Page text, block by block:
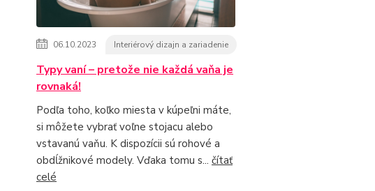
06.10.2023 Interiérový dizajn a zariadenie
Typy vaní – pretože nie každá vaňa je
rovnaká!
Podľa toho, koľko miesta v kúpeľni máte,
si môžete vybrať voľne stojacu alebo
vstavanú vaňu. K dispozícii sú rohové a
obdĺžnikové modely. Vďaka tomu s... čítať
celé